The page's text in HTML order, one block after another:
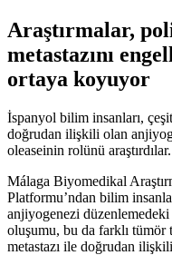
Araştırmalar,
metastazını
ortaya koyuyor
İspanyol bilim insanları,
doğrudan ilişkili olan
oleaseinin rolünü araştırdılar.
Málaga Biyomedikal
Platformu’ndan bilim
anjiyogenezi
oluşumu, bu da farklı
metastazı ile doğrudan